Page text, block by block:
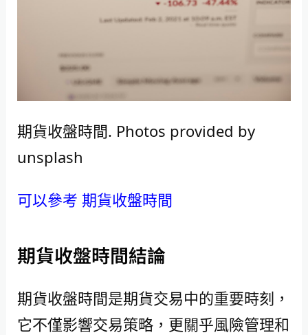
期貨收盤時間. Photos provided by
unsplash
可以參考 期貨收盤時間
期貨收盤時間結論
期貨收盤時間是期貨交易中的重要時刻，
它不僅影響交易策略，更關乎風險管理和